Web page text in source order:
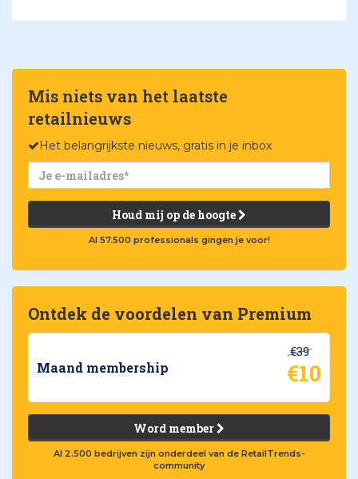
Mis niets van het laatste
retailnieuws
Het belangrijkste nieuws, gratis in je inbox
Houd mij op de hoogte
Al 57.500 professionals gingen je voor!
Ontdek de voordelen van Premium
Maand membership
€39
€10
Word member
Al 2.500 bedrijven zijn onderdeel van de RetailTrends-
community